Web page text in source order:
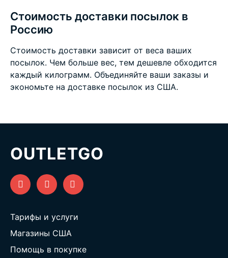
Стоимость доставки посылок в
Россию
Стоимость доставки зависит от веса ваших
посылок. Чем больше вес, тем дешевле обходится
каждый килограмм. Объединяйте ваши заказы и
экономьте на доставке посылок из США.
OUTLETGO
Тарифы и услуги
Магазины США
Помощь в покупке